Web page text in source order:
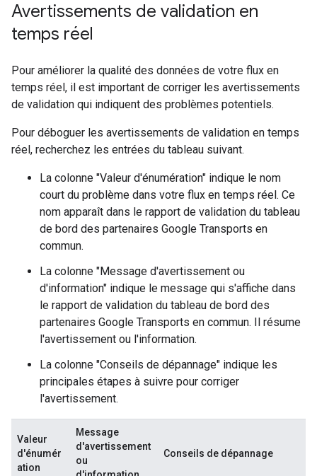
Avertissements de validation en
temps réel
Pour améliorer la qualité des données de votre flux en
temps réel, il est important de corriger les avertissements
de validation qui indiquent des problèmes potentiels.
Pour déboguer les avertissements de validation en temps
réel, recherchez les entrées du tableau suivant.
La colonne "Valeur d'énumération" indique le nom
court du problème dans votre flux en temps réel. Ce
nom apparaît dans le rapport de validation du tableau
de bord des partenaires Google Transports en
commun.
La colonne "Message d'avertissement ou
d'information" indique le message qui s'affiche dans
le rapport de validation du tableau de bord des
partenaires Google Transports en commun. Il résume
l'avertissement ou l'information.
La colonne "Conseils de dépannage" indique les
principales étapes à suivre pour corriger
l'avertissement.
Valeur
d'énumér
ation
Message
d'avertissement
ou
Conseils de dépannage